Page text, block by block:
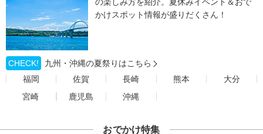
かけスポット情報が盛りだくさん！
CHECK!
九州・沖縄の夏祭りはこちら
福岡
佐賀 長崎 熊本
大分
宮崎
鹿児島 沖縄
おでかけ特集